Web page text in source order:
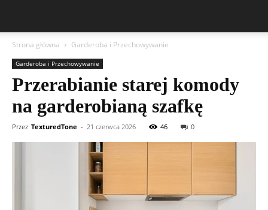
Strona główna Garderoba i Przechowywanie
Garderoba i Przechowywanie
Przerabianie starej komody
na garderobianą szafkę
Przez TexturedTone - 21 czerwca 2026 46 0